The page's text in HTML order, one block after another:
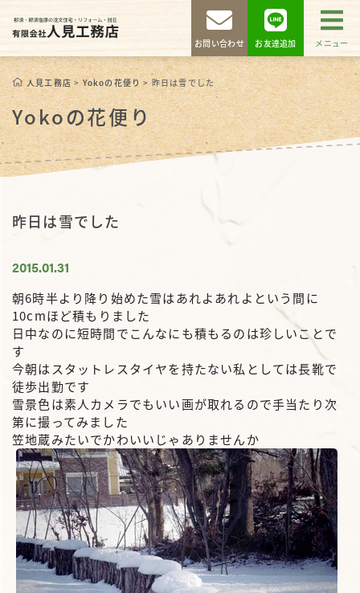
お問い合わせ お友達追加 メニュー
人見工務店>Yokoの花便り>昨日は雪でした
Yokoの花便り
昨日は雪でした
2015.01.31
朝6時半より降り始めた雪はあれよあれよという間に
10cmほど積もりました
日中なのに短時間でこんなにも積もるのは珍しいことで
す
今朝はスタットレスタイヤを持たない私としては長靴で
徒歩出勤です
雪景色は素人カメラでもいい画が取れるので手当たり次
第に撮ってみました
笠地蔵みたいでかわいいじゃありませんか